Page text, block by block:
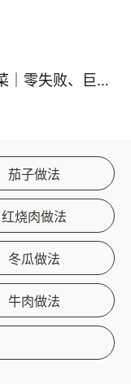
粉丝鸡蛋炒包菜｜零失败、巨下饭
茄子做法
红烧肉做法
冬瓜做法
牛肉做法